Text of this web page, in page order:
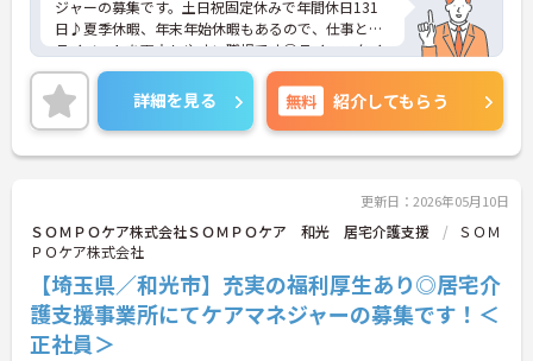
ジャーの募集です。土日祝固定休みで年間休日131
日♪夏季休暇、年末年始休暇もあるので、仕事とプ
ライベートを両立しやすい職場です◎ライフスタイ
ルを大切にしながら、お持ちの資格や業務経験を活
かすことができます！ご興味ある方は面接ポイント
をお伝えしますので、お気軽にご連絡ください。
詳細を見る 無料 紹介してもらう
更新日：2026年05月10日
ＳＯＭＰＯケア株式会社ＳＯＭＰＯケア 和光 居宅介護支援
ＳＯＭ
ＰＯケア株式会社
【埼玉県／和光市】充実の福利厚生あり◎居宅介
護支援事業所にてケアマネジャーの募集です！＜
正社員＞